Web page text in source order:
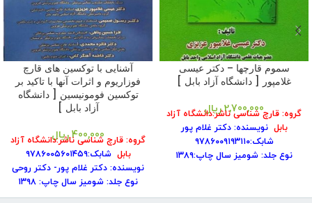
سموم قارچها – دکتر عیسی
غلامپور [ دانشگاه آزاد بابل ]
2,700,000 ریال گروه: قارچ شناسی ناشر:دانشگاه آزاد
بابل نویسنده: دکتر غلام پور
شابک:۹۷۸۶۰۰۹۱۹۳۱۱۰
نوع جلد: شومیز سال چاپ:۱۳۸۹
آشنایی با توکسین های قارچ
فوزاریوم و اثرات آنها با تاکید بر
توکسین فومونیسین [ دانشگاه
آزاد بابل ]
400,000 ریال گروه: قارچ شناسی ناشر:دانشگاه آزاد
بابل شابک:۹۷۸۶۰۰۵۶۰۱۴۵۹
نویسنده: دکتر غلام پور- دکتر روحی
نوع جلد: شومیز سال چاپ: ۱۳۹۸
تعداد صفحه:۴۰۰
نوبت چاپ: ۲